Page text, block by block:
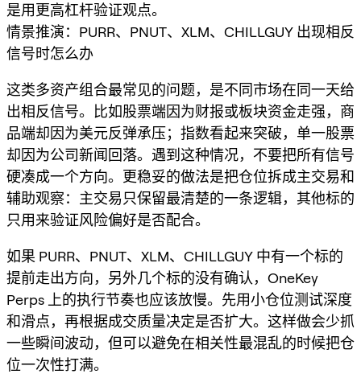
是用更高杠杆验证观点。
情景推演：PURR、PNUT、XLM、CHILLGUY 出现相反
信号时怎么办
这类多资产组合最常见的问题，是不同市场在同一天给
出相反信号。比如股票端因为财报或板块资金走强，商
品端却因为美元反弹承压；指数看起来突破，单一股票
却因为公司新闻回落。遇到这种情况，不要把所有信号
硬凑成一个方向。更稳妥的做法是把仓位拆成主交易和
辅助观察：主交易只保留最清楚的一条逻辑，其他标的
只用来验证风险偏好是否配合。
如果 PURR、PNUT、XLM、CHILLGUY 中有一个标的
提前走出方向，另外几个标的没有确认，OneKey
Perps 上的执行节奏也应该放慢。先用小仓位测试深度
和滑点，再根据成交质量决定是否扩大。这样做会少抓
一些瞬间波动，但可以避免在相关性最混乱的时候把仓
位一次性打满。